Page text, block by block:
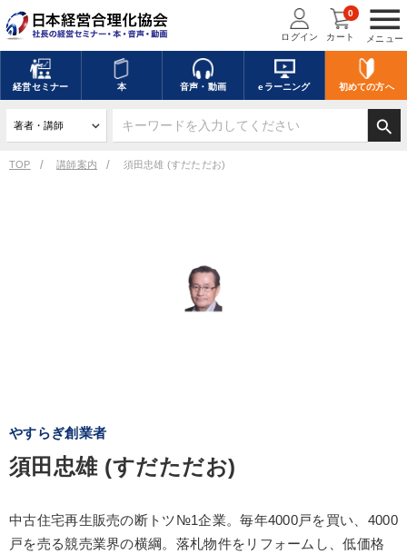
menu
メニュー
ログイン カート
0
経営セミナー 本 音声・動画 eラーニング 初めての方へ
search
TOP 講師案内 須田忠雄 (すだただお)
やすらぎ創業者
須田忠雄 (すだただお)
中古住宅再生販売の断トツ№1企業。毎年4000戸を買い、4000
戸を売る競売業界の横綱。落札物件をリフォームし、低価格